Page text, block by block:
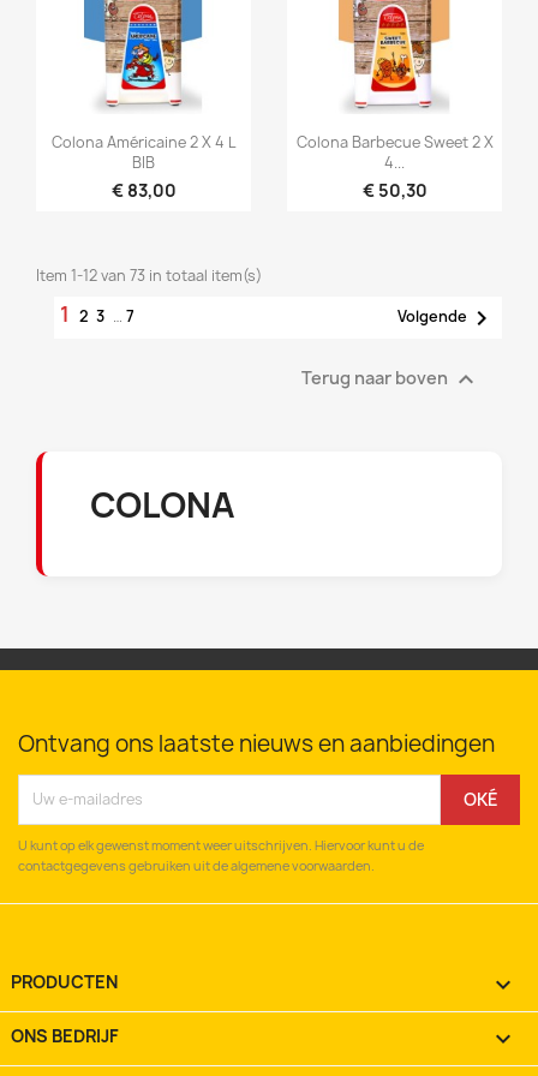
Snel bekijken
Colona Américaine 2 X 4 L
BIB
€ 83,00
 Snel bekijken
Colona Barbecue Sweet 2 X
4...
€ 50,30
Item 1-12 van 73 in totaal item(s)
1 23 … 7 Volgende 
Terug naar boven 
COLONA
Ontvang ons laatste nieuws en aanbiedingen
U kunt op elk gewenst moment weer uitschrijven. Hiervoor kunt u de
contactgegevens gebruiken uit de algemene voorwaarden.
PRODUCTEN 
ONS BEDRIJF 